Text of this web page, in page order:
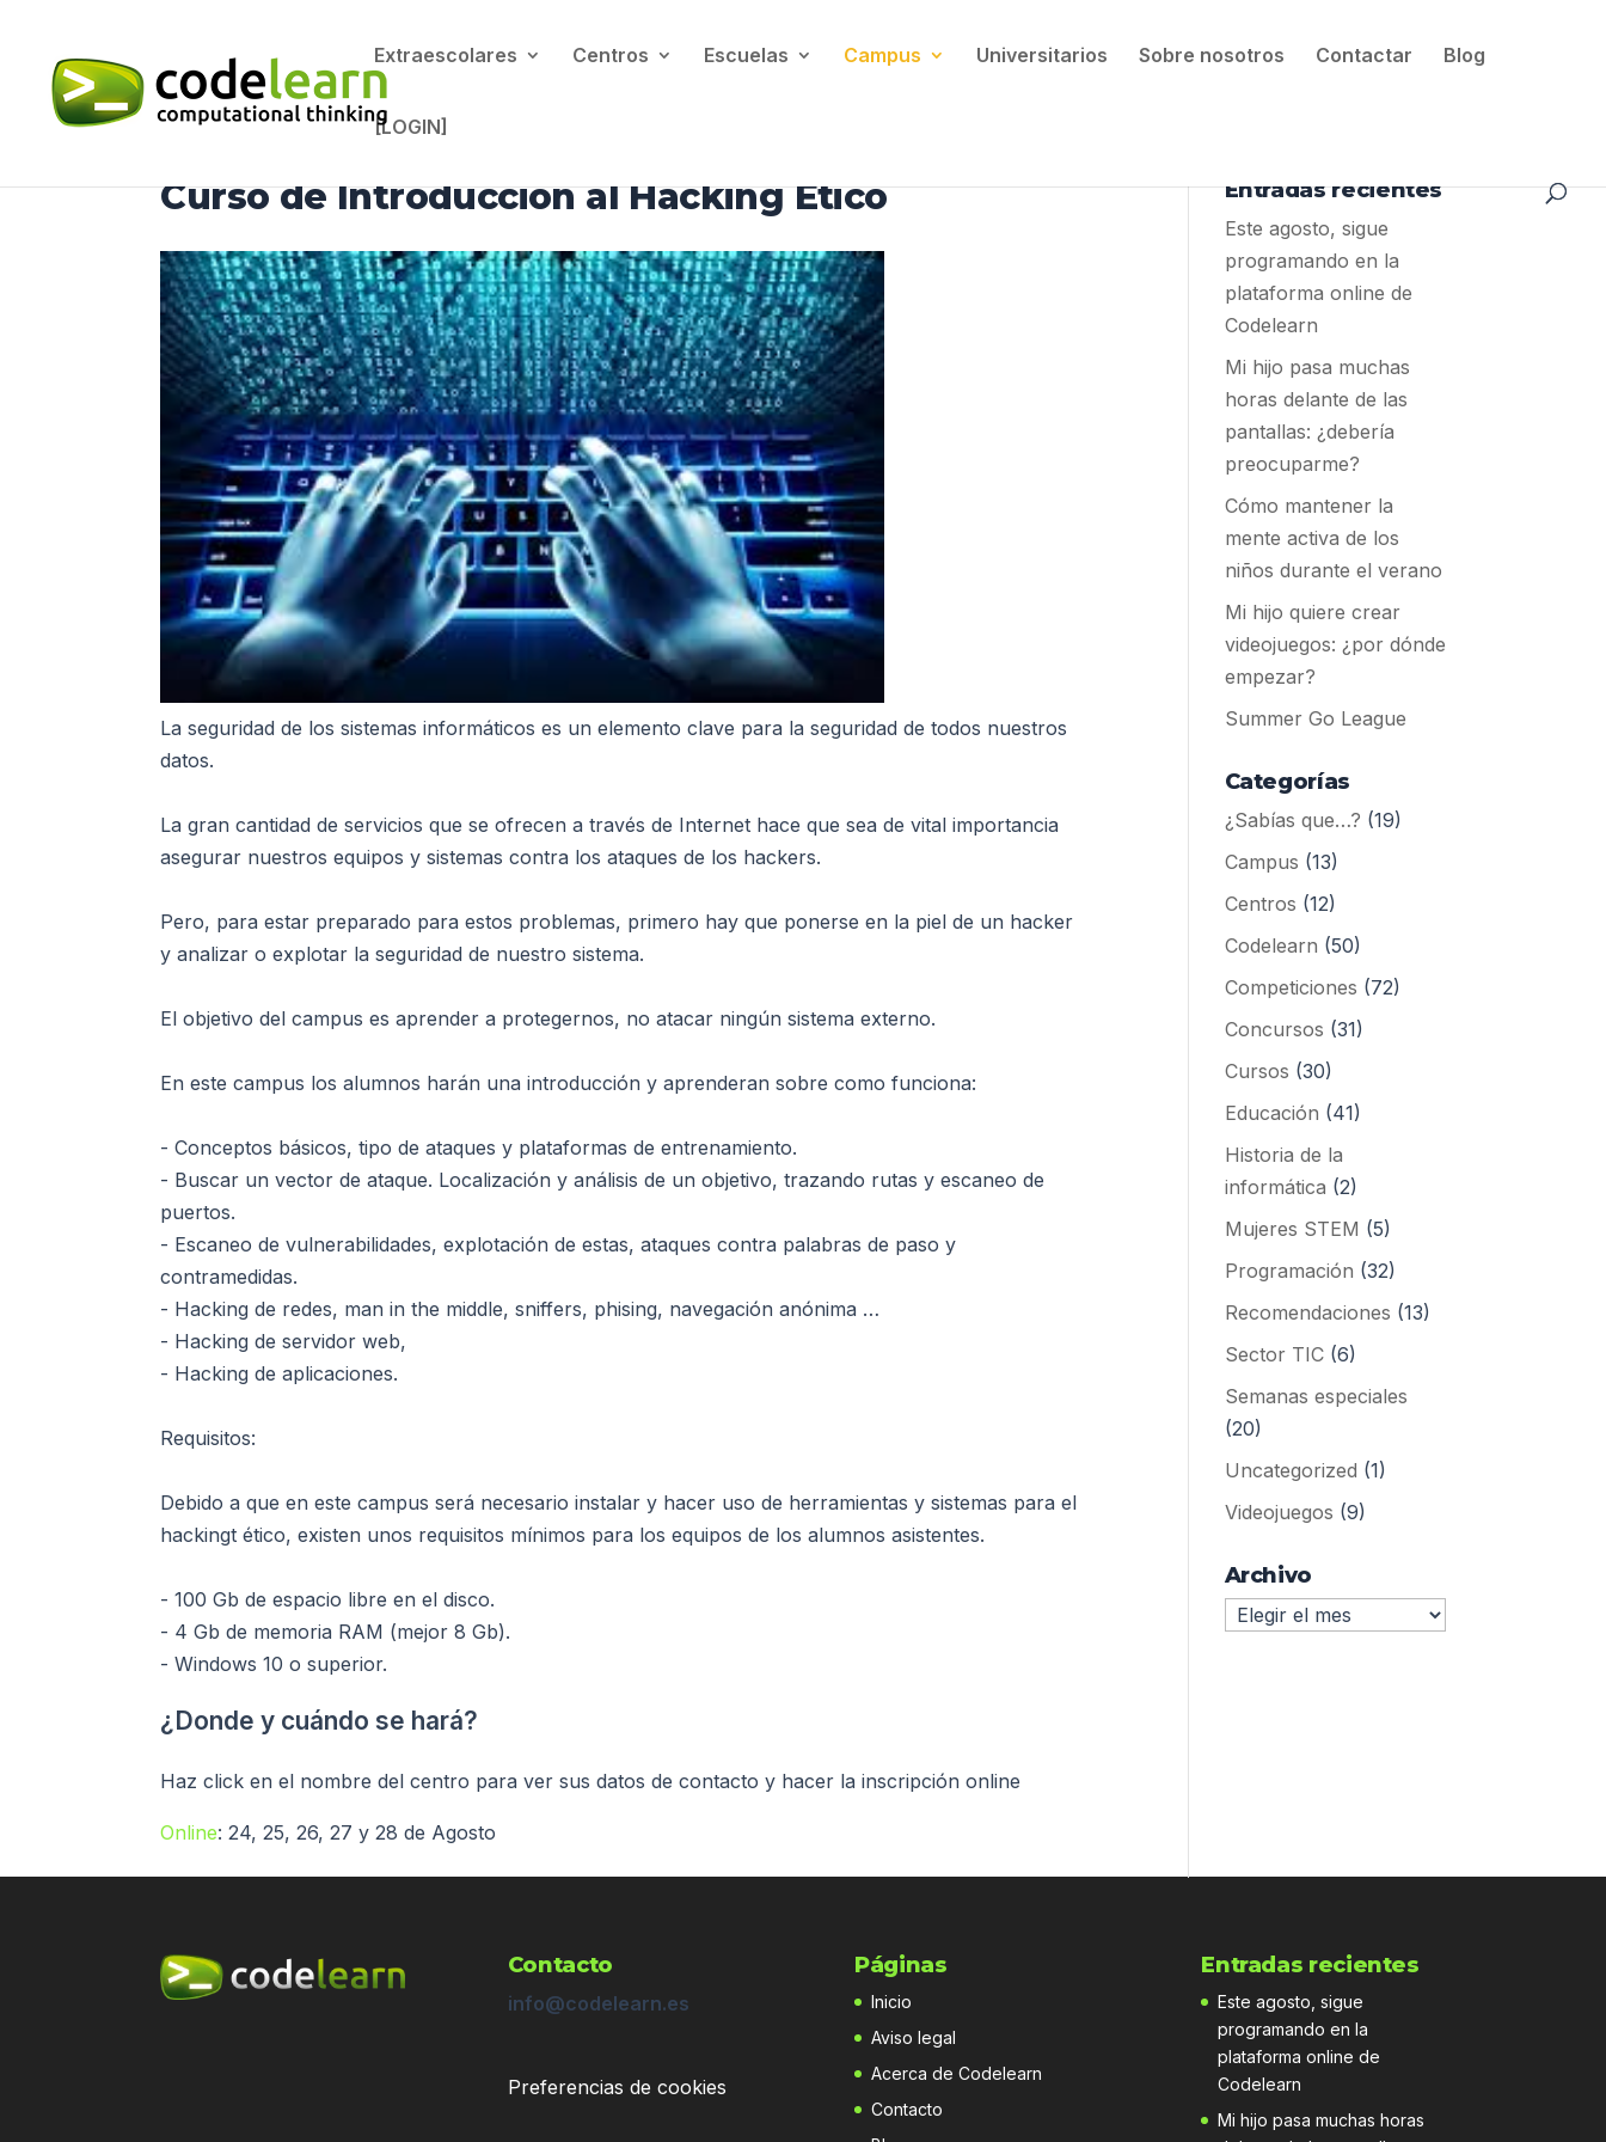
Extraescolares Centros Escuelas Campus Universitarios Sobre nosotros Contactar Blog
[LOGIN]
Curso de Introducción al Hacking Ético
La seguridad de los sistemas informáticos es un elemento clave para la seguridad de todos nuestros
datos.
La gran cantidad de servicios que se ofrecen a través de Internet hace que sea de vital importancia
asegurar nuestros equipos y sistemas contra los ataques de los hackers.
Pero, para estar preparado para estos problemas, primero hay que ponerse en la piel de un hacker
y analizar o explotar la seguridad de nuestro sistema.
El objetivo del campus es aprender a protegernos, no atacar ningún sistema externo.
En este campus los alumnos harán una introducción y aprenderan sobre como funciona:
- Conceptos básicos, tipo de ataques y plataformas de entrenamiento.
- Buscar un vector de ataque. Localización y análisis de un objetivo, trazando rutas y escaneo de
puertos.
- Escaneo de vulnerabilidades, explotación de estas, ataques contra palabras de paso y
contramedidas.
- Hacking de redes, man in the middle, sniffers, phising, navegación anónima …
- Hacking de servidor web,
- Hacking de aplicaciones.
Requisitos:
Debido a que en este campus será necesario instalar y hacer uso de herramientas y sistemas para el
hackingt ético, existen unos requisitos mínimos para los equipos de los alumnos asistentes.
- 100 Gb de espacio libre en el disco.
- 4 Gb de memoria RAM (mejor 8 Gb).
- Windows 10 o superior.
¿Donde y cuándo se hará?
Haz click en el nombre del centro para ver sus datos de contacto y hacer la inscripción online
Online: 24, 25, 26, 27 y 28 de Agosto
Entradas recientes
Este agosto, sigue
programando en la
plataforma online de
Codelearn
Mi hijo pasa muchas
horas delante de las
pantallas: ¿debería
preocuparme?
Cómo mantener la
mente activa de los
niños durante el verano
Mi hijo quiere crear
videojuegos: ¿por dónde
empezar?
Summer Go League
Categorías
¿Sabías que…? (19)
Campus (13)
Centros (12)
Codelearn (50)
Competiciones (72)
Concursos (31)
Cursos (30)
Educación (41)
Historia de la
informática (2)
Mujeres STEM (5)
Programación (32)
Recomendaciones (13)
Sector TIC(6)
Semanas especiales
(20)
Uncategorized (1)
Videojuegos (9)
Archivo
Archivo
Contacto
info@codelearn.es
Preferencias de cookies
Páginas
Inicio
Aviso legal
Acerca de Codelearn
Contacto
Entradas recientes
Este agosto, sigue
programando en la
plataforma online de
Codelearn
Mi hijo pasa muchas horas